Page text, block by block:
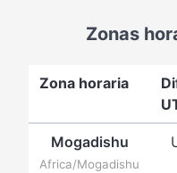
Zonas
Zona horaria
Mogadishu
Africa/Mogadishu